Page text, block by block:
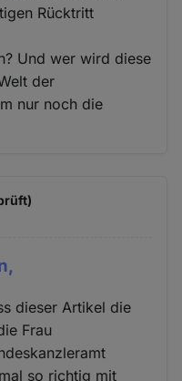
Rücktritt
Und wer wird diese
der
nur noch die
dieser Artikel die
Frau
so richtig mit